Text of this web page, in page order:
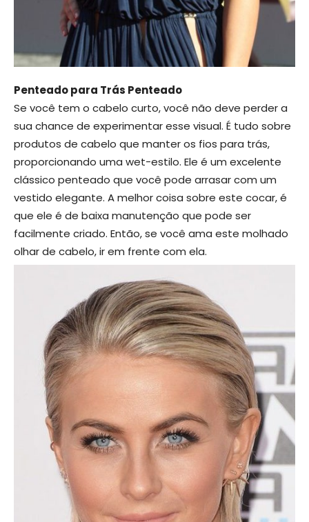
Penteado para Trás Penteado
Se você tem o cabelo curto, você não deve perder a
sua chance de experimentar esse visual. É tudo sobre
produtos de cabelo que manter os fios para trás,
proporcionando uma wet-estilo. Ele é um excelente
clássico penteado que você pode arrasar com um
vestido elegante. A melhor coisa sobre este cocar, é
que ele é de baixa manutenção que pode ser
facilmente criado. Então, se você ama este molhado
olhar de cabelo, ir em frente com ela.